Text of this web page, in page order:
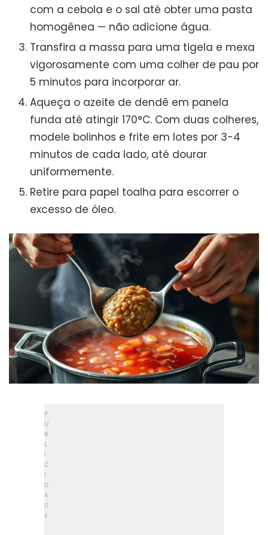
com a cebola e o sal até obter uma pasta
homogênea — não adicione água.
Transfira a massa para uma tigela e mexa
vigorosamente com uma colher de pau por
5 minutos para incorporar ar.
Aqueça o azeite de dendê em panela
funda até atingir 170°C. Com duas colheres,
modele bolinhos e frite em lotes por 3-4
minutos de cada lado, até dourar
uniformemente.
Retire para papel toalha para escorrer o
excesso de óleo.